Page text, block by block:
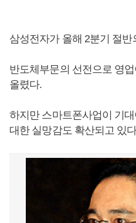
삼성전자가 올해 2분기 절반
반도체부문의 선전으로 영
올렸다.
하지만 스마트폰사업이 기
대한 실망감도 확산되고 있